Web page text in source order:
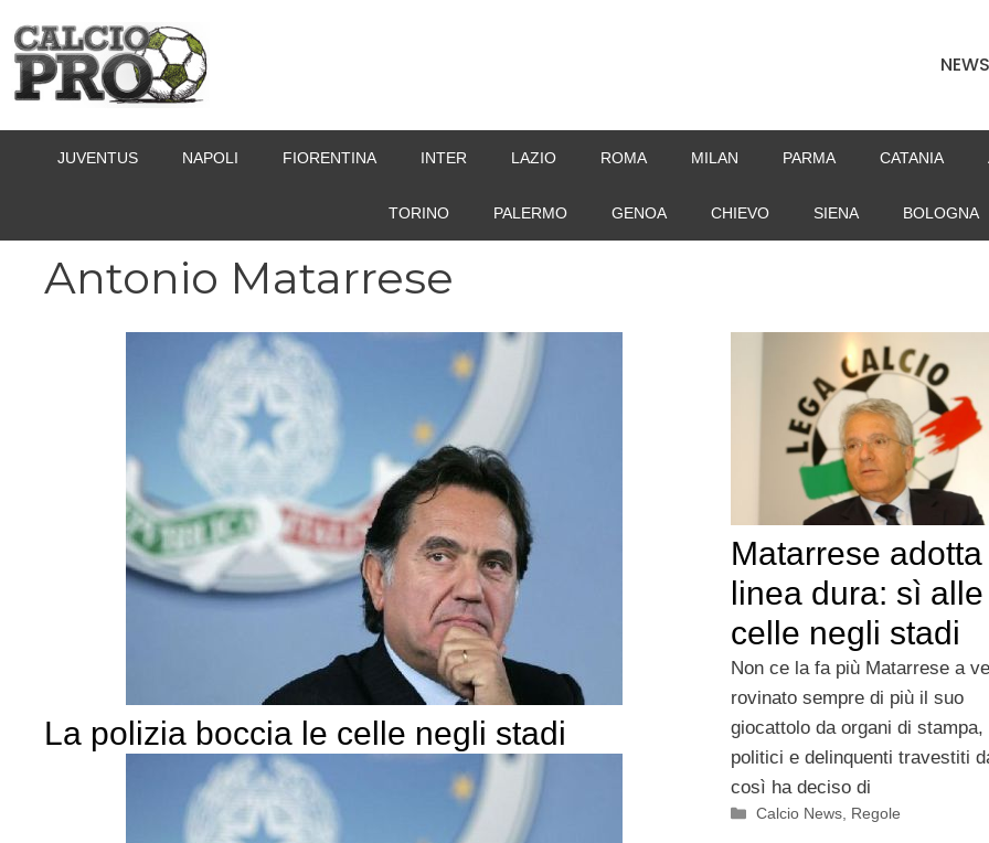
contenuto
NEWS
JUVENTUS NAPOLI FIORENTINA INTER LAZIO ROMA MILAN PARMA CATANIA
TORINO PALERMO GENOA CHIEVO SIENA BOLOGNA
Antonio Matarrese
La polizia boccia le celle negli stadi
Matarrese
linea dura: sì alle
celle negli stadi
Non ce la fa più Matarrese a
rovinato sempre di più il suo
giocattolo da organi di stampa,
politici e delinquenti travestiti
così ha deciso di
Categorie
Calcio News, Regole